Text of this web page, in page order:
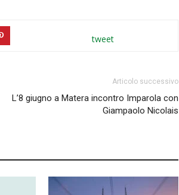
tweet
Articolo successivo
L’8 giugno a Matera incontro Imparola con
Giampaolo Nicolais